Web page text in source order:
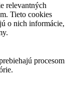
relevantných
Tieto cookies
o nich informácie,
procesom